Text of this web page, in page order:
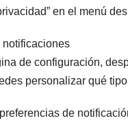
en el menú
notificaciones
de configuración,
personalizar qué
de